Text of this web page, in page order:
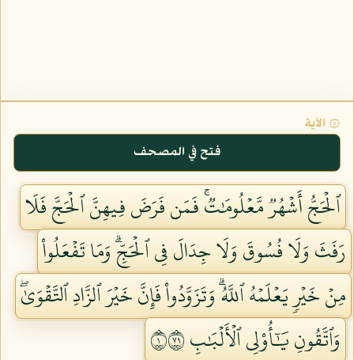
۞ الآية
فتح في المصحف
ٱلۡحَجُّ أَشۡهُرٞ مَّعۡلُومَٰتٞۚ فَمَن فَرَضَ فِيهِنَّ ٱلۡحَجَّ فَلَا
رَفَثَ وَلَا فُسُوقَ وَلَا جِدَالَ فِي ٱلۡحَجِّۗ وَمَا تَفۡعَلُواْ
مِنۡ خَيۡرٖ يَعۡلَمۡهُ ٱللَّهُۗ وَتَزَوَّدُواْ فَإِنَّ خَيۡرَ ٱلزَّادِ ٱلتَّقۡوَىٰۖ
وَٱتَّقُونِ يَٰٓأُوْلِي ٱلۡأَلۡبَٰبِ ١٩٧